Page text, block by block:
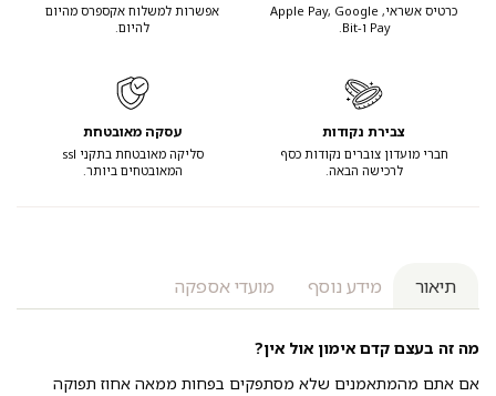
תיאור מידע נוסף מועדי אספקה
מה זה בעצם קדם אימון אול אין?
אם אתם מהמתאמנים שלא מסתפקים בפחות ממאה אחוז תפוקה
כרטיס אשראי, Apple Pay, Google
Pay ו-Bit.
אפשרות למשלוח אקספרס מהיום
להיום.
צבירת נקודות
חברי מועדון צוברים נקודות כסף
לרכישה הבאה.
עסקה מאובטחת
סליקה מאובטחת בתקני ssl
המאובטחים ביותר.